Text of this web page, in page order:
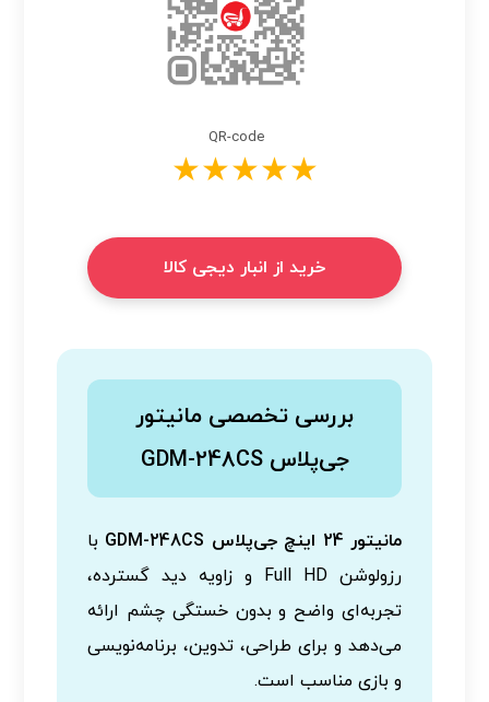
QR-code
★★★★★
خرید از انبار دیجی کالا
بررسی تخصصی مانیتور
جی‌پلاس GDM-248CS
مانیتور 24 اینچ جی‌پلاس GDM-248CS
با
رزولوشن Full HD و زاویه دید گسترده،
تجربه‌ای واضح و بدون خستگی چشم ارائه
می‌دهد و برای طراحی، تدوین، برنامه‌نویسی
و بازی مناسب است.